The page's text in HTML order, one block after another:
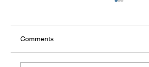
Az elidegenedés
Szent Ágoston és Marx nyomán.
Comments